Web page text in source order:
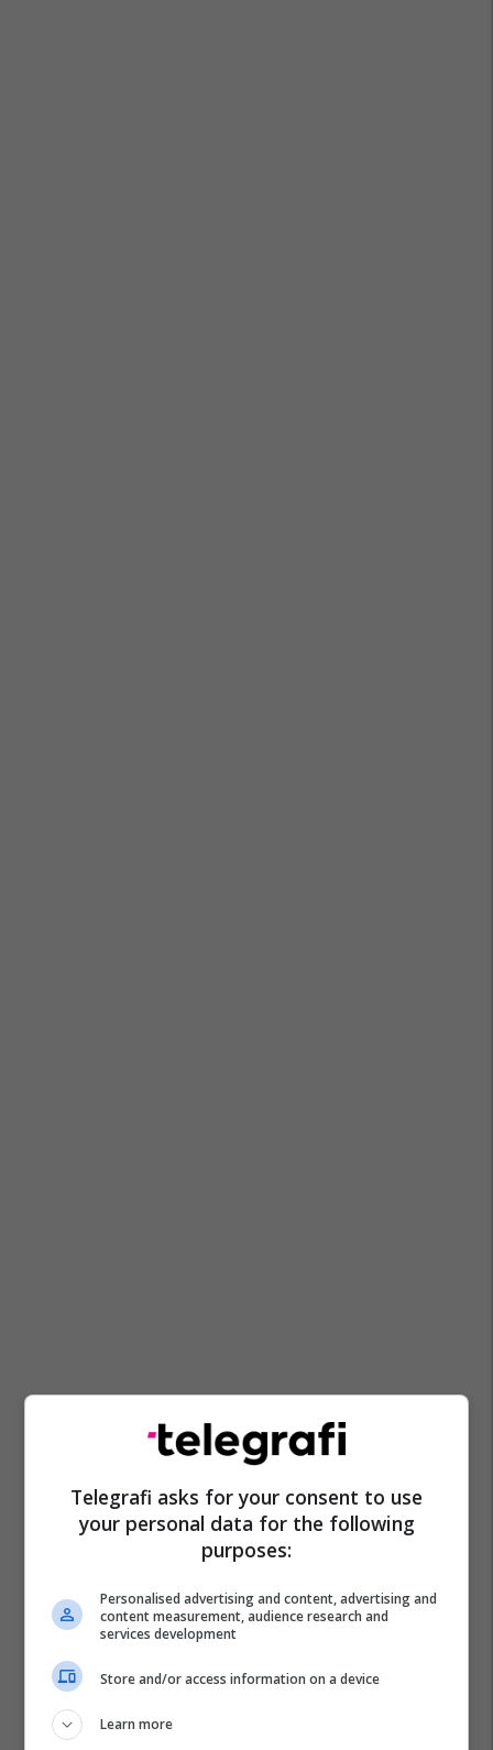
Ramiz Kelmendi - Publicist
Telegrafi asks for your consent to use
your personal data for the following
purposes:
Personalised advertising and content, advertising and
content measurement, audience research and
services development
Store and/or access information on a device
Learn more